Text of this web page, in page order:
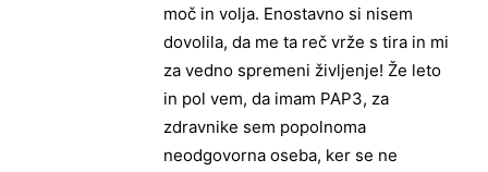
moč in volja. Enostavno si nisem
dovolila, da me ta reč vrže s tira in mi
za vedno spremeni življenje! Že leto
in pol vem, da imam PAP3, za
zdravnike sem popolnoma
neodgovorna oseba, ker se ne